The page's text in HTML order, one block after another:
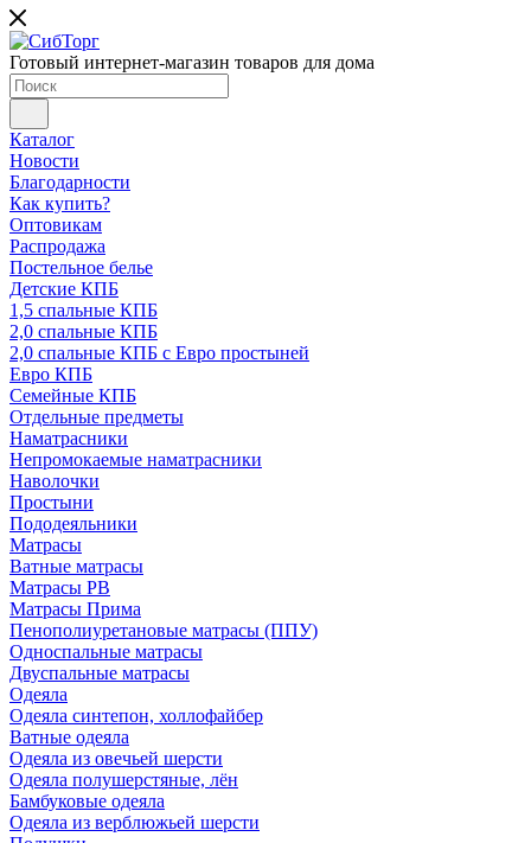
Готовый интернет-магазин товаров для дома
Каталог
Новости
Благодарности
Как купить?
Оптовикам
Распродажа
Постельное белье
Детские КПБ
1,5 спальные КПБ
2,0 спальные КПБ
2,0 спальные КПБ с Евро простыней
Евро КПБ
Семейные КПБ
Отдельные предметы
Наматрасники
Непромокаемые наматрасники
Наволочки
Простыни
Пододеяльники
Матрасы
Ватные матрасы
Матрасы РВ
Матрасы Прима
Пенополиуретановые матрасы (ППУ)
Односпальные матрасы
Двуспальные матрасы
Одеяла
Одеяла синтепон, холлофайбер
Ватные одеяла
Одеяла из овечьей шерсти
Одеяла полушерстяные, лён
Бамбуковые одеяла
Одеяла из верблюжьей шерсти